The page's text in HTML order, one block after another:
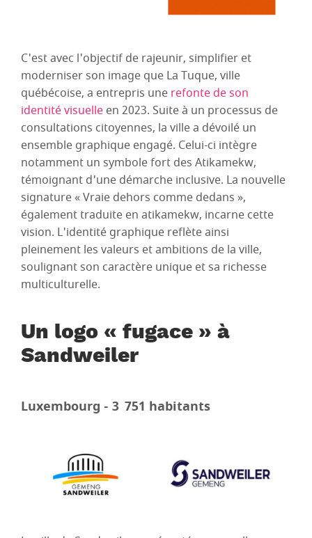
C'est avec l'objectif de rajeunir, simplifier et
moderniser son image que La Tuque, ville
québécoise, a entrepris une refonte de son
identité visuelle en 2023. Suite à un processus de
consultations citoyennes, la ville a dévoilé un
ensemble graphique engagé. Celui-ci intègre
notamment un symbole fort des Atikamekw,
témoignant d'une démarche inclusive. La nouvelle
signature « Vraie dehors comme dedans »,
également traduite en atikamekw, incarne cette
vision. L'identité graphique reflète ainsi
pleinement les valeurs et ambitions de la ville,
soulignant son caractère unique et sa richesse
multiculturelle.
Un logo « fugace » à
Sandweiler
Luxembourg - 3 751 habitants